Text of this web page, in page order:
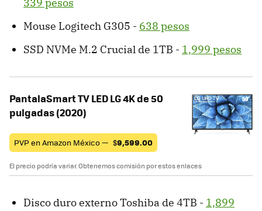
Mouse Logitech G305 - 638 pesos
SSD NVMe M.2 Crucial de 1TB - 1,999 pesos
PantalaSmart TV LED LG 4K de 50
pulgadas (2020)
PVP en Amazon México — $9,599.00
El precio podría variar. Obtenemos comisión por estos enlaces
Disco duro externo Toshiba de 4TB - 1,899